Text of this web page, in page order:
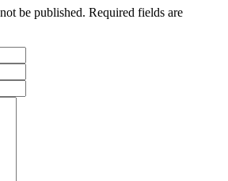
be published. Required fields are